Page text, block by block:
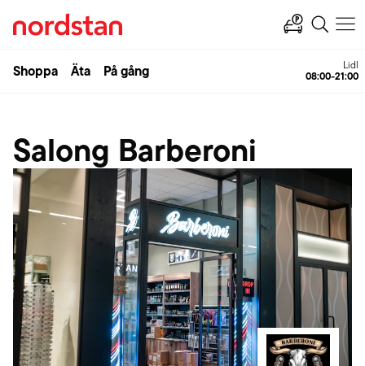
Shoppa Äta På gång Lidl
08:00-21:00
Salong Barberoni